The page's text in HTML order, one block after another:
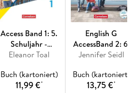
Access Band 1: 5.
Schuljahr -
Workbook
Eleanor Toal
Buch (kartoniert)
11,99 €*
English G
AccessBand 2: 6.
Schuljahr -
Audios online
Jennifer Seidl
Buch (kartoniert)
13,75 €*